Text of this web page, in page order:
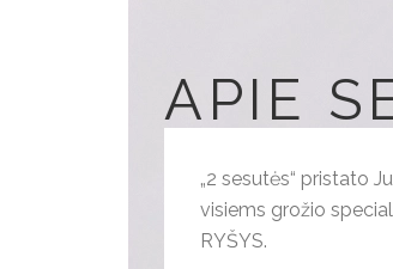
APIE
„2 sesutės“ pristato
visiems grožio
RYŠYS.